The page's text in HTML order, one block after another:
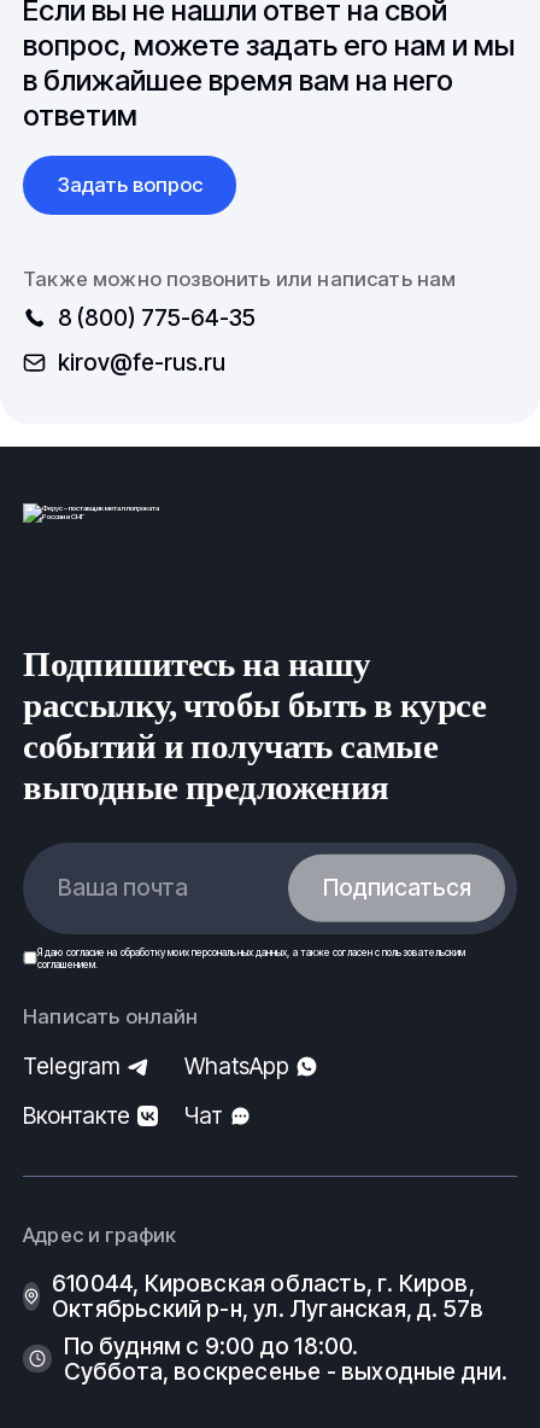
согласно спецификации, в том числе осуществление
работ по изделиям с нестандартными габаритными
размерами.
Купить Раструб полиэтиленовый из наличия или
под заказ, а так жедругие виды полимерных
тройников . Узнать цену, условия доставки или
другие вопросы, касательно продуктов компании Вы
8 (800) 775-64-35
kirov@fe-rus.ru
ООО ФеРус,г.Киров.
международной логистикой.
Если вы не нашли ответ на свой
вопрос, можете задать его нам и мы
в ближайшее время вам на него
ответим
Задать вопрос
Также можно позвонить или написать нам
8 (800) 775-64-35
kirov@fe-rus.ru
Подпишитесь на нашу
рассылку, чтобы быть в курсе
событий и получать самые
выгодные предложения
Ваша почта Подписаться
Я даю согласие на обработку моих персональных данных , а также согласен спользовательским
соглашением.
Написать онлайн
Telegram
WhatsApp
Вконтакте
Чат
Адрес и график
610044, Кировская область, г. Киров, ​
Октябрьский р-н, ​ул. Луганская, д. 57в
По будням с 9:00 до 18:00.
Суббота, воскресенье - выходные дни.